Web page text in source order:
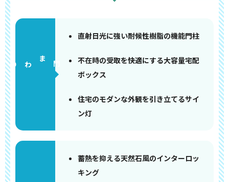
門まわり
直射日光に強い耐候性樹脂の機能門柱
不在時の受取を快適にする大容量宅配
ボックス
住宅のモダンな外観を引き立てるサイ
ン灯
蓄熱を抑える天然石風のインターロッ
キング